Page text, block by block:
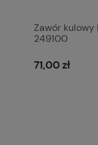
Zawór kulowy
249100
71,00 zł